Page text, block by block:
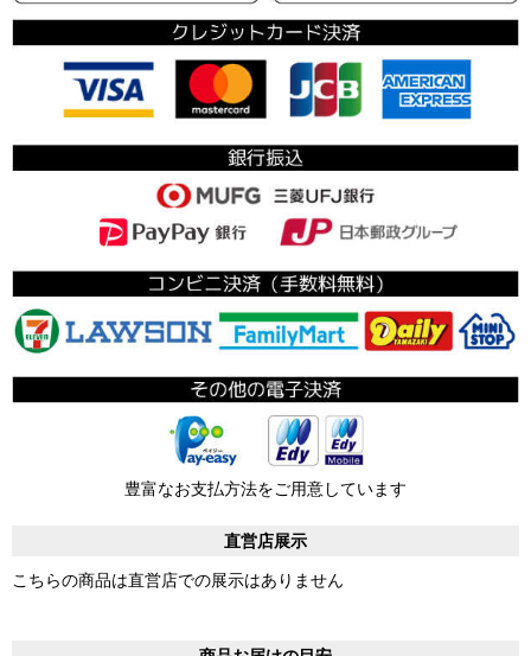
豊富なお支払方法をご用意しています
直営店展示
こちらの商品は直営店での展示はありません